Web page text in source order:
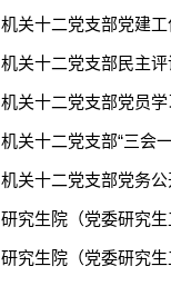
机关十二党支部党建
机关十二党支部民主
机关十二党支部党员
机关十二党支部“三会
机关十二党支部党务
研究生院（党委研究
研究生院（党委研究